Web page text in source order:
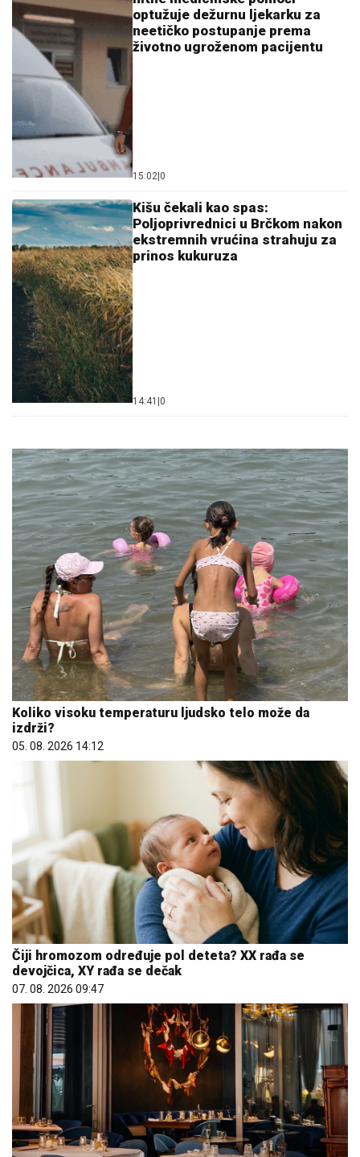
optužuje dežurnu ljekarku za
neetičko postupanje prema
životno ugroženom pacijentu
15:02 0
Kišu čekali kao spas:
Poljoprivrednici u Brčkom nakon
ekstremnih vrućina strahuju za
prinos kukuruza
14:41 0
Koliko visoku temperaturu ljudsko telo može da
izdrži?
05. 08. 2026 14:12
Čiji hromozom određuje pol deteta? XX rađa se
devojčica, XY rađa se dečak
07. 08. 2026 09:47